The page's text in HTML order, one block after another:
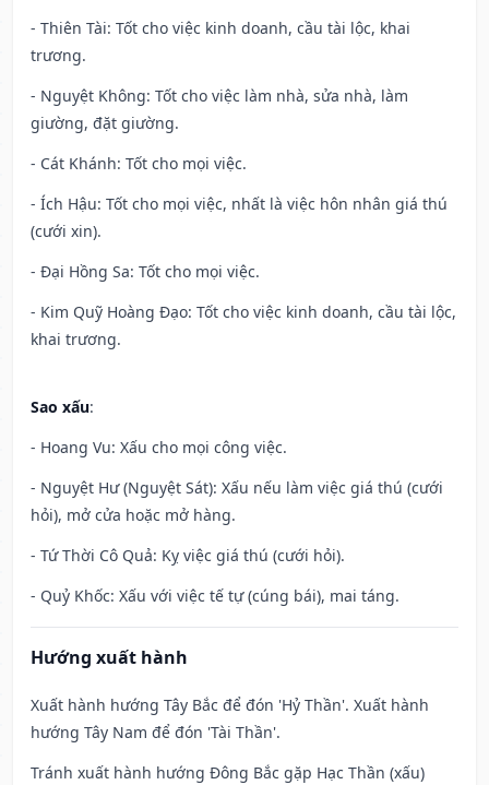
- Thiên Tài: Tốt cho việc kinh doanh, cầu tài lộc, khai
trương.
- Nguyệt Không: Tốt cho việc làm nhà, sửa nhà, làm
giường, đặt giường.
- Cát Khánh: Tốt cho mọi việc.
- Ích Hậu: Tốt cho mọi việc, nhất là việc hôn nhân giá thú
(cưới xin).
- Đại Hồng Sa: Tốt cho mọi việc.
- Kim Quỹ Hoàng Đạo: Tốt cho việc kinh doanh, cầu tài lộc,
khai trương.
Sao xấu:
- Hoang Vu: Xấu cho mọi công việc.
- Nguyệt Hư (Nguyệt Sát): Xấu nếu làm việc giá thú (cưới
hỏi), mở cửa hoặc mở hàng.
- Tứ Thời Cô Quả: Kỵ việc giá thú (cưới hỏi).
- Quỷ Khốc: Xấu với việc tế tự (cúng bái), mai táng.
Hướng xuất hành
Xuất hành hướng Tây Bắc để đón 'Hỷ Thần'. Xuất hành
hướng Tây Nam để đón 'Tài Thần'.
Tránh xuất hành hướng Đông Bắc gặp Hạc Thần (xấu)